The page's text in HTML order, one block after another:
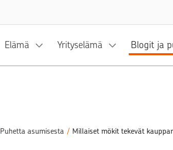
Elämä Yrityselämä Blogit ja
Puhetta asumisesta / Millaiset mökit tekevät